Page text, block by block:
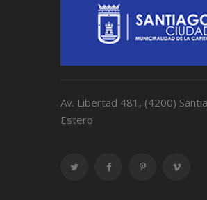
Av. Libertad 481, (4200)
Estero